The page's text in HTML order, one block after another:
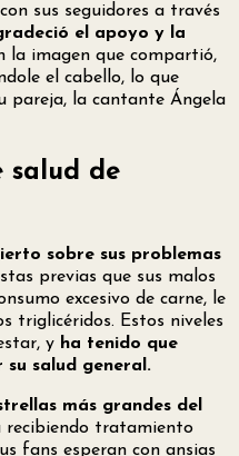
sus seguidores a través
el apoyo y la
la imagen que compartió,
el cabello, lo que
pareja, la cantante Ángela
salud de
sobre sus problemas
previas que sus malos
excesivo de carne, le
triglicéridos. Estos niveles
y ha tenido que
salud general.
más grandes del
recibiendo tratamiento
fans esperan con ansias